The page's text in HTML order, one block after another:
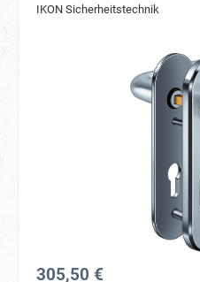
IKON Sicherheitstechnik
Bildergalerie überspringen
305,50 €